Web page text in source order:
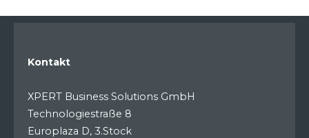
Kontakt
XPERT Business Solutions GmbH
Technologiestraße 8
Europlaza D, 3.Stock